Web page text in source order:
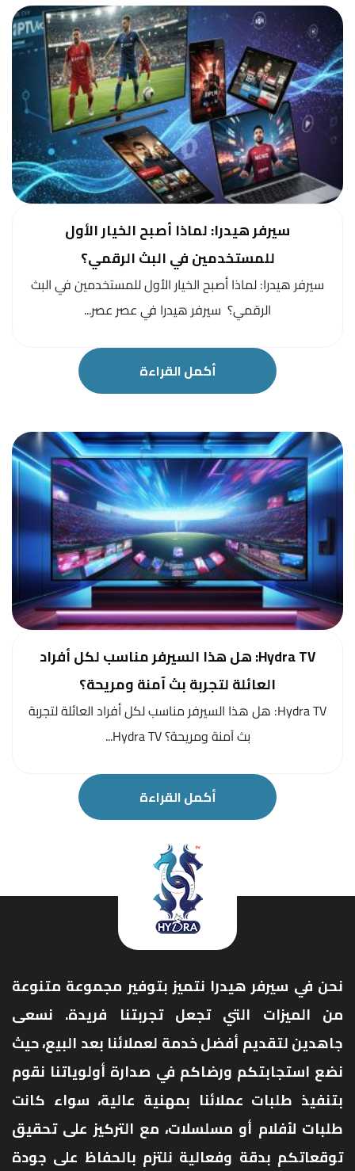
سيرفر هيدرا: لماذا أصبح الخيار الأول
للمستخدمين في البث الرقمي؟
سيرفر هيدرا: لماذا أصبح الخيار الأول للمستخدمين في البث
الرقمي؟ سيرفر هيدرا في عصر عصر...
أكمل القراءة
Hydra TV: هل هذا السيرفر مناسب لكل أفراد
العائلة لتجربة بث آمنة ومريحة؟
Hydra TV: هل هذا السيرفر مناسب لكل أفراد العائلة لتجربة
بث آمنة ومريحة؟ Hydra TV...
أكمل القراءة
نحن في سيرفر هيدرا نتميز بتوفير مجموعة متنوعة
من الميزات التي تجعل تجربتنا فريدة. نسعى
جاهدين لتقديم أفضل خدمة لعملائنا بعد البيع، حيث
نضع استجابتكم ورضاكم في صدارة أولوياتنا نقوم
بتنفيذ طلبات عملائنا بمهنية عالية، سواء كانت
طلبات لأفلام أو مسلسلات، مع التركيز على تحقيق
توقعاتكم بدقة وفعالية نلتزم بالحفاظ على جودة